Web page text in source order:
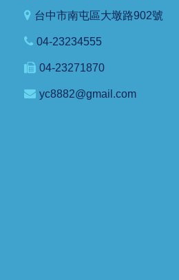
台中市南屯區大墩路902號
04-23234555
04-23271870
yc8882@gmail.com